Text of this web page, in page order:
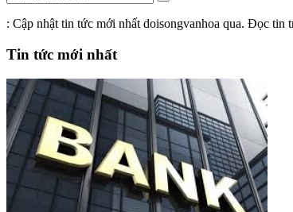
: Cập nhật tin tức mới nhất doisongvanhoa qua. Đọc tin
Tin tức mới nhất